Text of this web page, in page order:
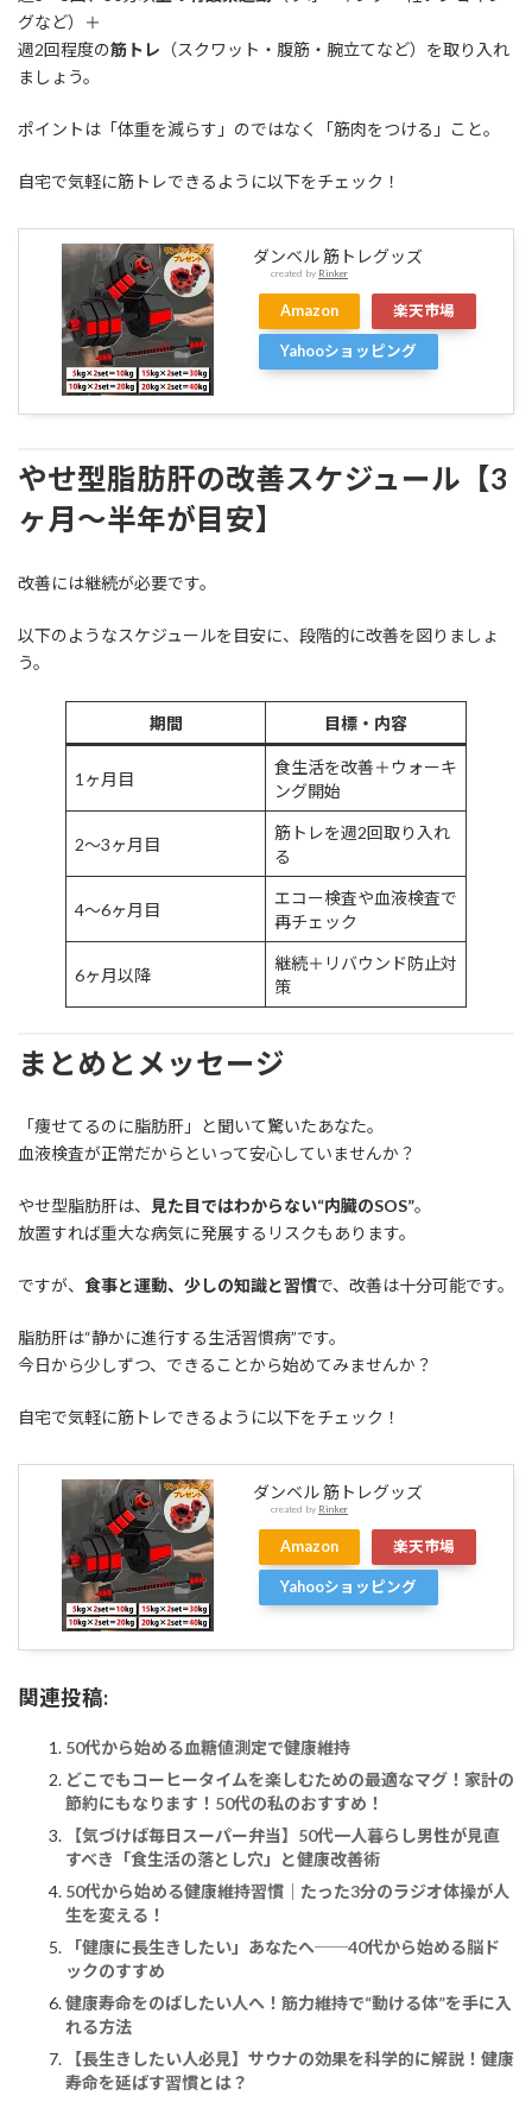
グなど）＋
週2回程度の筋トレ （スクワット・腹筋・腕立てなど）を取り入れ
ましょう。
ポイントは「体重を減らす」のではなく「筋肉をつける」こと。
自宅で気軽に筋トレできるように以下をチェック！
ダンベル 筋トレグッズ
created by Rinker
Amazon 楽天市場
Yahooショッピング
やせ型脂肪肝の改善スケジュール【3
ヶ月〜半年が目安】
改善には継続が必要です。
以下のようなスケジュールを目安に、段階的に改善を図りましょ
う。
期間 目標・内容
1ヶ月目
食生活を改善＋ウォーキ
ング開始
2〜3ヶ月目
筋トレを週2回取り入れ
る
4〜6ヶ月目
エコー検査や血液検査で
再チェック
6ヶ月以降
継続＋リバウンド防止対
策
まとめとメッセージ
「痩せてるのに脂肪肝」と聞いて驚いたあなた。
血液検査が正常だからといって安心していませんか？
やせ型脂肪肝は、 見た目ではわからない“内臓のSOS”。
放置すれば重大な病気に発展するリスクもあります。
ですが、 食事と運動、少しの知識と習慣で、改善は十分可能です。
脂肪肝は“静かに進行する生活習慣病”です。
今日から少しずつ、できることから始めてみませんか？
自宅で気軽に筋トレできるように以下をチェック！
ダンベル 筋トレグッズ
created by Rinker
Amazon 楽天市場
Yahooショッピング
関連投稿:
50代から始める血糖値測定で健康維持
どこでもコーヒータイムを楽しむための最適なマグ！家計の
節約にもなります！50代の私のおすすめ！
【気づけば毎日スーパー弁当】50代一人暮らし男性が見直
すべき「食生活の落とし穴」と健康改善術
50代から始める健康維持習慣｜たった3分のラジオ体操が人
生を変える！
「健康に長生きしたい」あなたへ──40代から始める脳ド
ックのすすめ
健康寿命をのばしたい人へ！筋力維持で“動ける体”を手に入
れる方法
【長生きしたい人必見】サウナの効果を科学的に解説！健康
寿命を延ばす習慣とは？